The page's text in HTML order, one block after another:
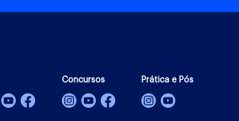
Concursos Prática e Pós